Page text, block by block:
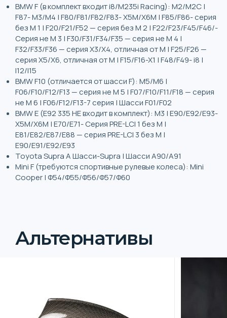
BMW F (в комплект входит i8/M235i Racing): M2/M2C |
F87- М3/М4 | F80/F81/F82/F83- X5M/X6M | F85/F86- серия
без M 1 | F20/F21/F52 — серия без M 2 | F22/F23/F45/F46/-
Серия не M 3 | F30/F31/F34/F35 — серия не M 4 |
F32/F33/F36 — серия X3/X4, отличная от M | F25/F26 —
серия X5/X6, отличная от M | F15/F16-X1 | F48/F49- i8 |
I12/I15
BMW F10 (отличается от шасси F): M5/M6 |
F06/F10/F12/F13 — серия не M 5 | F07/F10/F11/F18 — серия
не M 6 | F06/F12/F13-7 серия | Шасси F01/F02
BMW E (E92 335 НЕ входит в комплект): M3 | Е90/Е92/Е93-
Х5М/Х6М | E70/E71- Серия PRE-LCI 1 без M |
E81/E82/E87/E88 — серия PRE-LCI 3 без M |
E90/E91/E92/E93
Toyota Supra A Шасси-Supra | Шасси A90/A91
Mini F (требуются спортивные рулевые колеса): Mini
Cooper | Ф54/Ф55/Ф56/Ф57/Ф60
Альтернативы